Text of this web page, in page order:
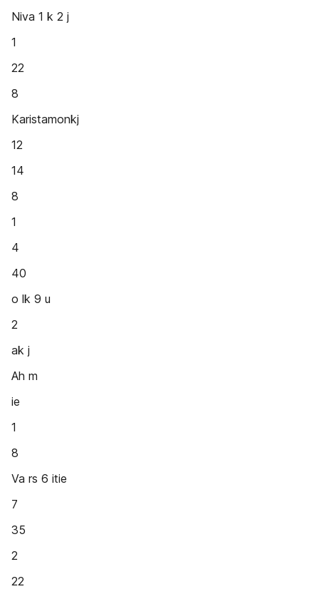
Niva 1 k 2 j
1
22
8
Karistamonkj
12
14
8
1
4
40
o lk 9 u
2
ak j
Ah m
ie
1
8
Va rs 6 itie
7
35
2
22